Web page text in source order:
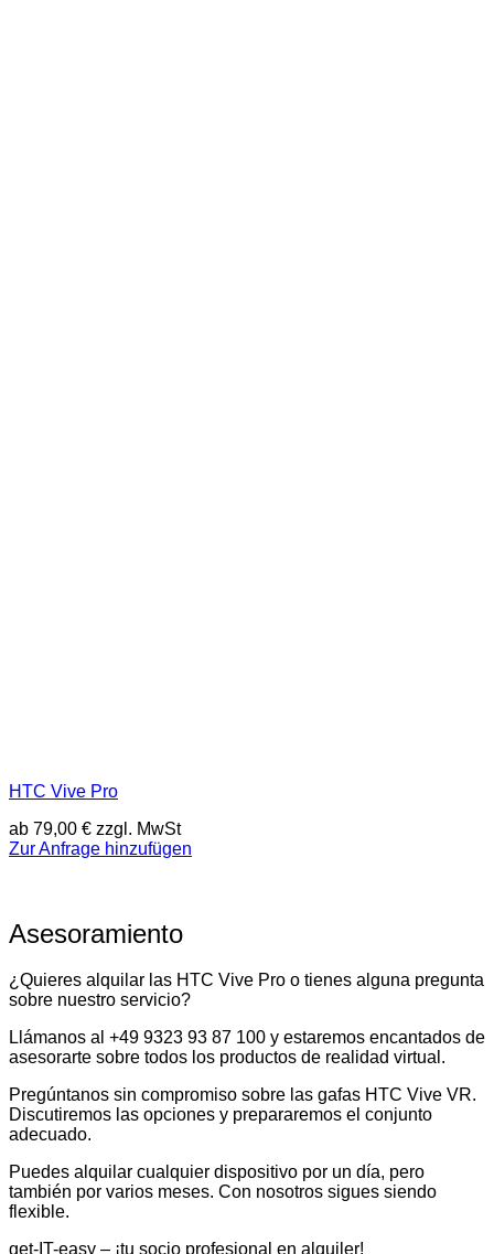
HTC Vive Pro
ab 79,00 € zzgl. MwSt
Zur Anfrage hinzufügen
Asesoramiento
¿Quieres alquilar las HTC Vive Pro o tienes alguna pregunta
sobre nuestro servicio?
Llámanos al +49 9323 93 87 100 y estaremos encantados de
asesorarte sobre todos los productos de realidad virtual.
Pregúntanos sin compromiso sobre las gafas HTC Vive VR.
Discutiremos las opciones y prepararemos el conjunto
adecuado.
Puedes alquilar cualquier dispositivo por un día, pero
también por varios meses. Con nosotros sigues siendo
flexible.
get-IT-easy – ¡tu socio profesional en alquiler!